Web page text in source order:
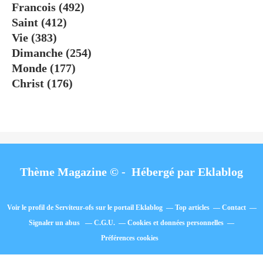
Francois (492)
Saint (412)
Vie (383)
Dimanche (254)
Monde (177)
Christ (176)
Thème Magazine © - Hébergé par Eklablog
Voir le profil de Serviteur-ofssur le portail Eklablog Top articles
Contact
Signaler un abus
C.G.U.
Cookies et données personnelles
Préférences cookies